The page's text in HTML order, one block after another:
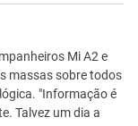
procuro
Mi A2 e
massas sobre todos
"Informação é
Talvez um dia a